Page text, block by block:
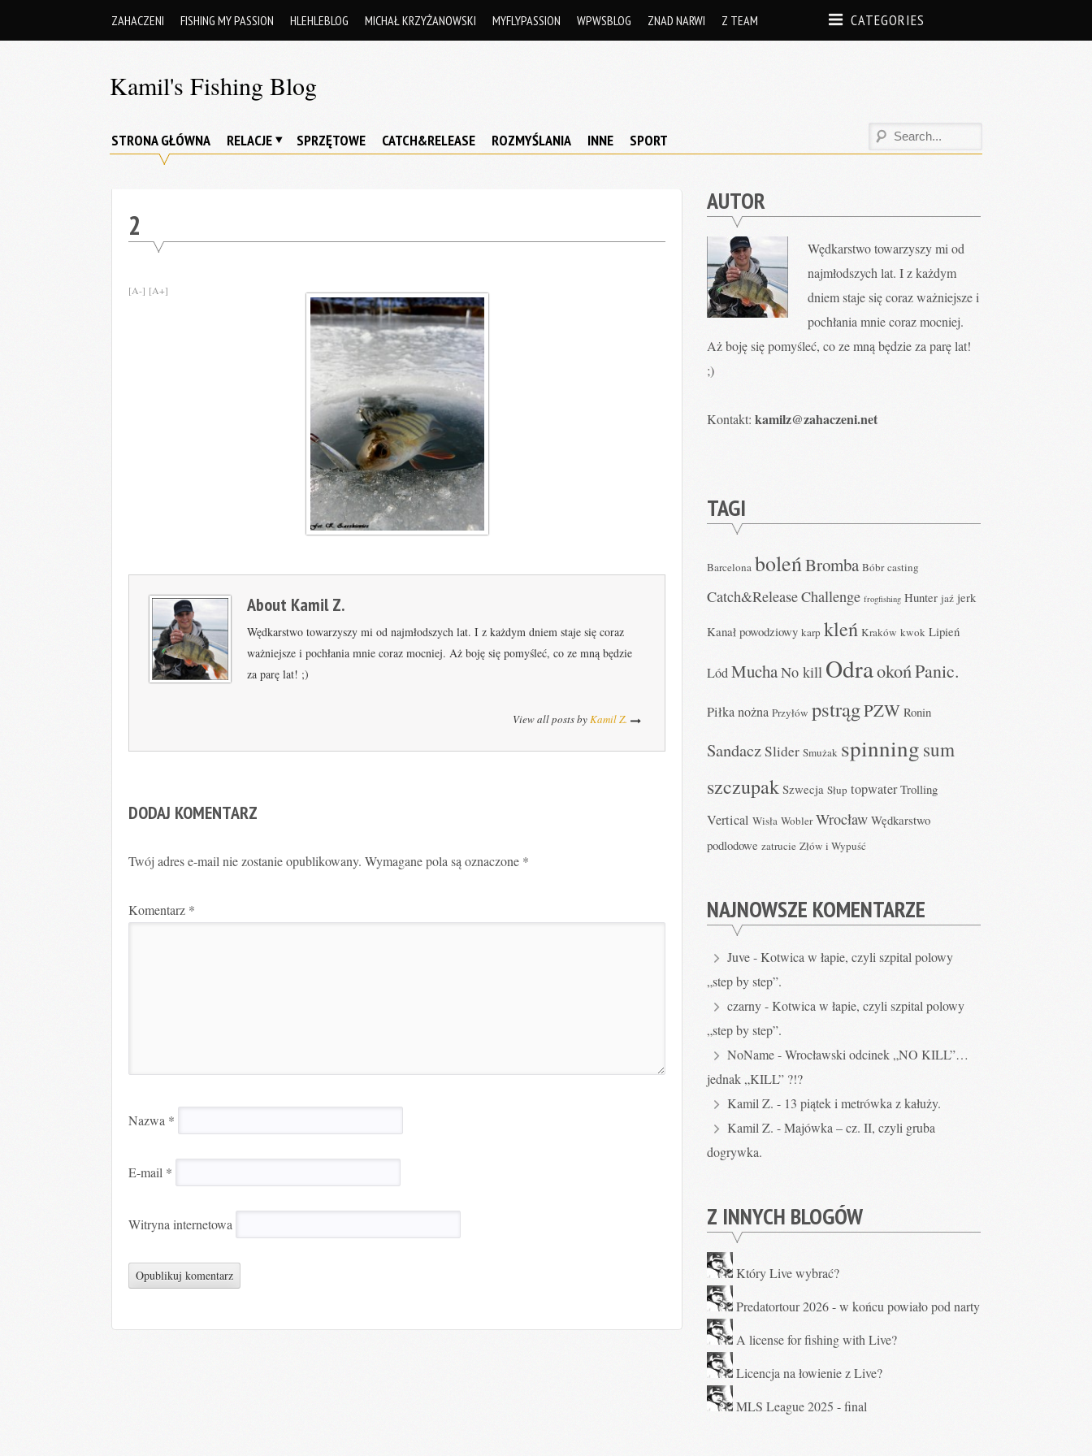
ZAHACZENI FISHING MY PASSION HLEHLEBLOG MICHAŁ KRZYŻANOWSKI MYFLYPASSION WPWSBLOG ZNAD NARWI Z TEAM CATEGORIES
Kamil's Fishing Blog
wędką
STRONA GŁÓWNA RELACJE SPRZĘTOWE CATCH&RELEASE ROZMYŚLANIA INNE SPORT
2
[A-] [A+]
About Kamil Z.
Wędkarstwo towarzyszy mi od najmłodszych lat. I z każdym dniem staje się coraz
ważniejsze i pochłania mnie coraz mocniej. Aż boję się pomyśleć, co ze mną będzie
za parę lat! ;)
View all posts by Kamil Z.
DODAJ KOMENTARZ
Twój adres e-mail nie zostanie opublikowany. Wymagane pola są oznaczone *
Komentarz *
Nazwa *
E-mail *
Witryna internetowa
AUTOR
Wędkarstwo towarzyszy mi od
najmłodszych lat. I z każdym
dniem staje się coraz ważniejsze i
pochłania mnie coraz mocniej.
Aż boję się pomyśleć, co ze mną będzie za parę lat!
;)
Kontakt:kamilz@zahaczeni.net
TAGI
Barcelona boleńBromba Bóbr casting
Catch&ReleaseChallenge frogfishing Hunter jaź jerk
Kanał powodziowy karp kleń Kraków kwok Lipień
LódMuchaNo kill OdraokońPanic.
Piłka nożna Przyłów pstrągPZW Ronin
SandaczSlider Smużak spinningsum
szczupak Szwecja Słup topwater Trolling
Vertical Wisła Wobler Wrocław Wędkarstwo
podlodowe zatrucie Złów i Wypuść
NAJNOWSZE KOMENTARZE
Juve-Kotwica w łapie, czyli szpital polowy
„step by step”.
czarny-Kotwica w łapie, czyli szpital polowy
„step by step”.
NoName-Wrocławski odcinek „NO KILL”…
jednak „KILL” ?!?
Kamil Z. - 13 piątek i metrówka z kałuży.
Kamil Z. -Majówka – cz. II, czyli gruba
dogrywka.
Z INNYCH BLOGÓW
Który Live wybrać?
Predatortour 2026 - w końcu powiało pod narty
A license for fishing with Live?
Licencja na łowienie z Live?
MLS League 2025 - final